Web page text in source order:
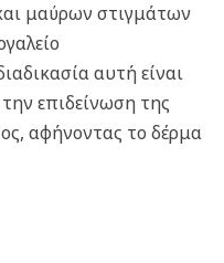
μαύρων στιγμάτων
αυτή είναι
επιδείνωση της
αφήνοντας το δέρμα